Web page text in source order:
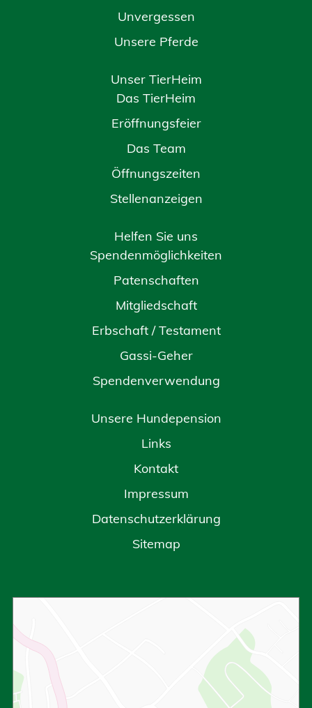
Unvergessen
Unsere Pferde
Unser TierHeim
Das TierHeim
Eröffnungsfeier
Das Team
Öffnungszeiten
Stellenanzeigen
Helfen Sie uns
Spendenmöglichkeiten
Patenschaften
Mitgliedschaft
Erbschaft / Testament
Gassi-Geher
Spendenverwendung
Unsere Hundepension
Links
Kontakt
Impressum
Datenschutzerklärung
Sitemap